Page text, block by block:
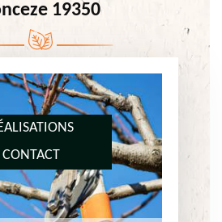
CONTACT
19350